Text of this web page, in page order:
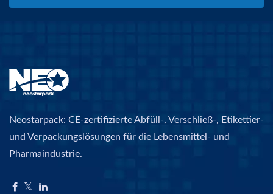
Neostarpack: CE-zertifizierte Abfüll-, Verschließ-, Etikettier-
und Verpackungslösungen für die Lebensmittel- und
Pharmaindustrie.